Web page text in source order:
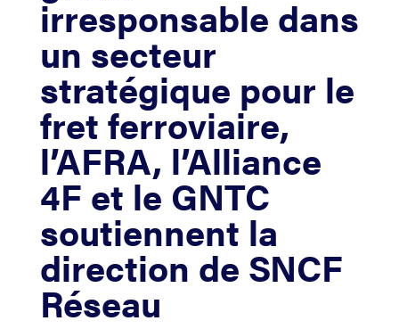
irresponsable dans
un secteur
stratégique pour le
fret ferroviaire,
l’AFRA, l’Alliance
4F et le GNTC
soutiennent la
direction de SNCF
Réseau